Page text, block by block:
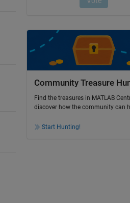
Community Treasure
Find the treasures in MATLAB
discover how the community can
Start Hunting!